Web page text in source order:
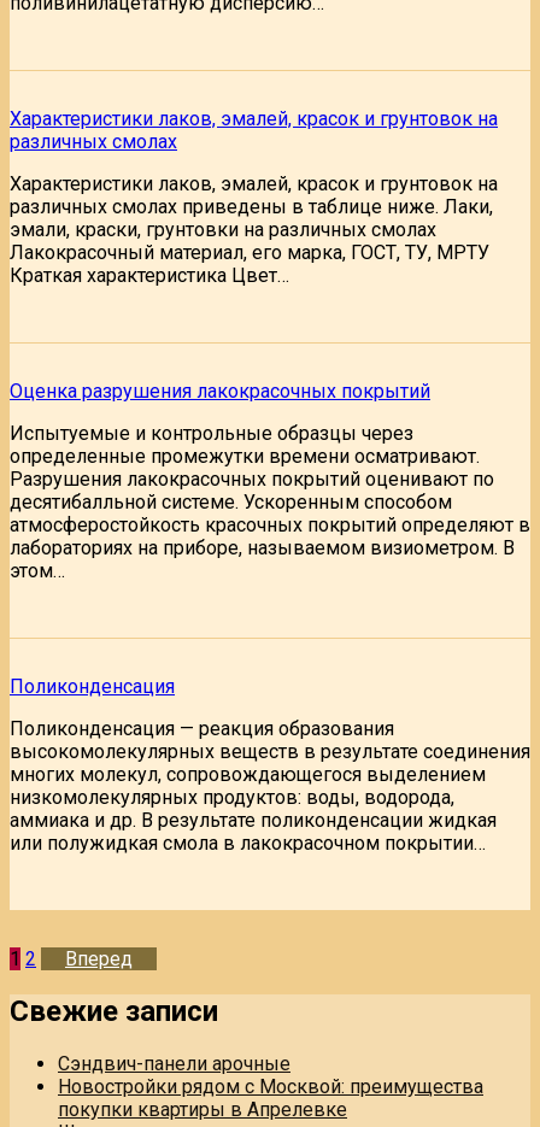
Характеристики лаков, эмалей, красок и грунтовок на
различных смолах
Характеристики лаков, эмалей, красок и грунтовок на
различных смолах приведены в таблице ниже. Лаки,
эмали, краски, грунтовки на различных смолах
Лакокрасочный материал, его марка, ГОСТ, ТУ, МРТУ
Краткая характеристика Цвет…
Оценка разрушения лакокрасочных покрытий
Испытуемые и контрольные образцы через
определенные промежутки времени осматривают.
Разрушения лакокрасочных покрытий оценивают по
десятибалльной системе. Ускоренным способом
атмосферостойкость красочных покрытий определяют в
лабораториях на приборе, называемом визиометром. В
этом…
Поликонденсация
Поликонденсация — реакция образования
высокомолекулярных веществ в результате соединения
многих молекул, сопровождающегося выделением
низкомолекулярных продуктов: воды, водорода,
аммиака и др. В результате поликонденсации жидкая
или полужидкая смола в лакокрасочном покрытии…
Пагинация
записей
1 2 Вперед
Свежие записи
Сэндвич-панели арочные
Новостройки рядом с Москвой: преимущества
покупки квартиры в Апрелевке